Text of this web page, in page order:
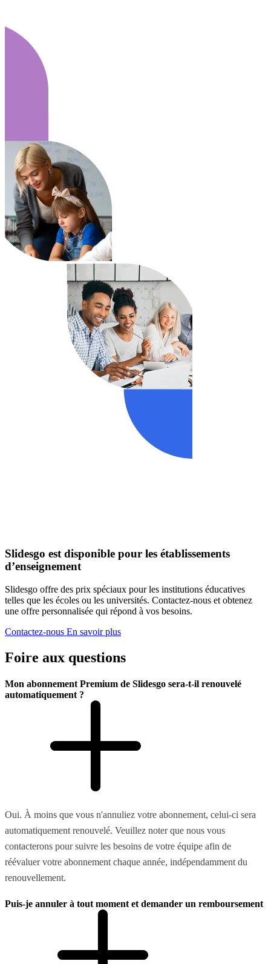
Slidesgo est disponible pour les établissements
d’enseignement
Slidesgo offre des prix spéciaux pour les institutions éducatives
telles que les écoles ou les universités. Contactez-nous et obtenez
une offre personnalisée qui répond à vos besoins.
Contactez-nous En savoir plus
Foire aux questions
Mon abonnement Premium de Slidesgo sera-t-il renouvelé
automatiquement ?
Oui. À moins que vous n'annuliez votre abonnement, celui-ci sera
automatiquement renouvelé. Veuillez noter que nous vous
contacterons pour suivre les besoins de votre équipe afin de
réévaluer votre abonnement chaque année, indépendamment du
renouvellement.
Puis-je annuler à tout moment et demander un remboursement